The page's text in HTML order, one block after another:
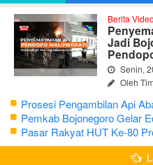
Berita Video
Jadi
Senin,
Oleh
Prosesi Pengambilan Api
Bojonegoro Ke-348
Pemkab Bojonegoro Gelar
Seni Reog dan Jaranan
Pasar Rakyat HUT Ke-80